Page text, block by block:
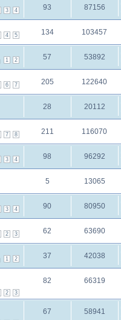
3 4 93 87156
4 5 134 103457
1 2 57 53892
6 7 205 122640
28 20112
7 8 211 116070
3 4 98 96292
5 13065
3 4 90 80950
2 3 62 63690
1 2 37 42038
2 3
82 66319
67 58941